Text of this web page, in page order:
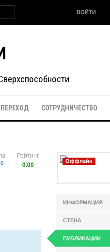
ВОЙТИ
СОТРУДНИЧЕСТВО
Рейтинг
0.00
Оффлайн
ИНФОРМАЦИЯ
СТЕНА
ПУБЛИКАЦИИ